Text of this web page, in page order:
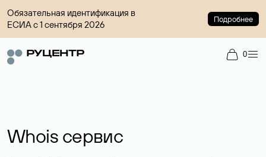
Обязательная идентификация в
ЕСИА с 1 сентября 2026
Подробнее
0
Whois сервис